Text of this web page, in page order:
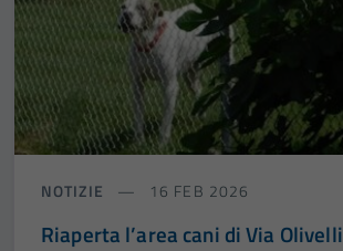
NOTIZIE 16 FEB 2026
Riaperta l’area cani di Via Olivelli